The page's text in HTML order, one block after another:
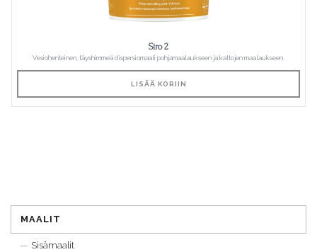
Siro 2
Vesiohenteinen, täyshimmeä dispersiomaali pohjamaalaukseen ja kattojen maalaukseen.
LISÄÄ KORIIN
MAALIT
Sisämaalit